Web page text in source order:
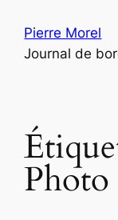
contenu
Pierre Morel
Journal de
Photo